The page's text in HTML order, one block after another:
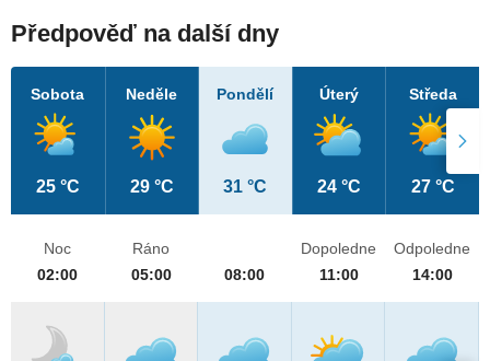
Předpověď na další dny
Sobota
25 °C
Neděle
29 °C
Pondělí
31 °C
Úterý
24 °C
Středa
27 °C
Noc
02:00
Ráno
05:00
08:00
Dopoledne
11:00
Odpoledne
14:00